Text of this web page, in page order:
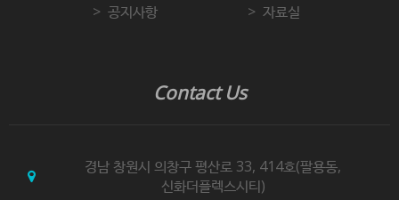
공지사항
자료실
Contact Us
경남 창원시 의창구 평산로 33, 414호(팔용동,
신화더플렉스시티)